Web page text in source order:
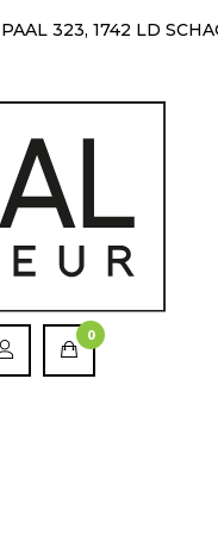
323, 1742 LD
0